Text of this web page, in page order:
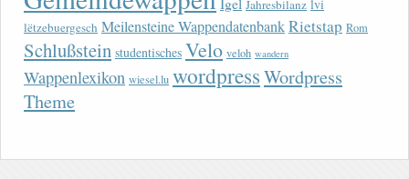
Jahresbilanz lvi
lëtzebuergesch Meilensteine WappendatenbankRietstap Rom
Schlußstein studentisches Velo veloh wandern
Wappenlexikon wiesel.lu wordpressWordpress
Theme